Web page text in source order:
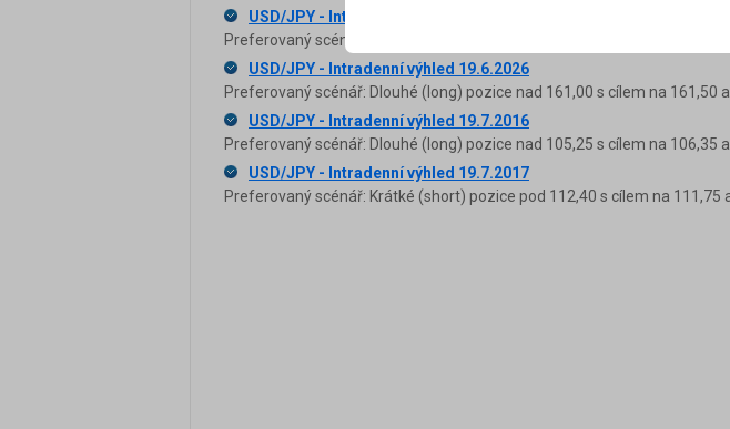
USD/JPY - Intradenní výhled 19.6.2025
Preferovaný scénář: Dlouhé (long) pozice nad 144,65 s cílem na 145,45 a
USD/JPY - Intradenní výhled 19.6.2026
Preferovaný scénář: Dlouhé (long) pozice nad 161,00 s cílem na 161,50
USD/JPY - Intradenní výhled 19.7.2016
Preferovaný scénář: Dlouhé (long) pozice nad 105,25 s cílem na 106,35 a
USD/JPY - Intradenní výhled 19.7.2017
Preferovaný scénář: Krátké (short) pozice pod 112,40 s cílem na 111,75